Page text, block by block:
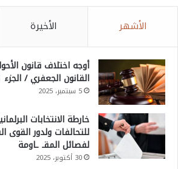
الأشهر الأخيرة
أوجه اختلاف قانون
القانون الجعفري / الجزء 1
5 سبتمبر، 2025
للتحالفات ولدور القوى
لفصائل المقـ ـاومة
30 أكتوبر، 2025